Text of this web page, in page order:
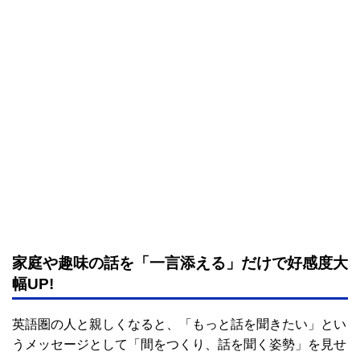
家庭や趣味の話を「一言添える」だけで好感度大
幅UP!
英語圏の人と親しくなると、「もっと話を聞きたい」とい
うメッセージとして「間をつくり、話を聞く姿勢」を見せ